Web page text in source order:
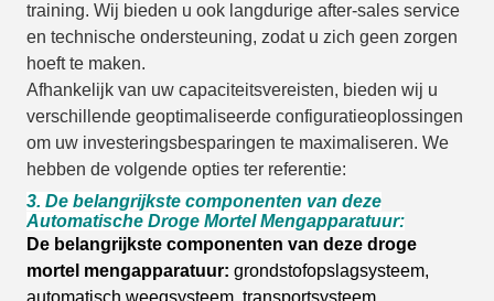
training. Wij bieden u ook langdurige after-sales service
en technische ondersteuning, zodat u zich geen zorgen
hoeft te maken.
Afhankelijk van uw capaciteitsvereisten, bieden wij u
verschillende geoptimaliseerde configuratieoplossingen
om uw investeringsbesparingen te maximaliseren. We
hebben de volgende opties ter referentie:
3. De belangrijkste componenten van deze
Automatische Droge Mortel Mengapparatuur:
De belangrijkste componenten van deze droge
mortel mengapparatuur: grondstofopslagsysteem,
automatisch weegsysteem, transportsysteem,